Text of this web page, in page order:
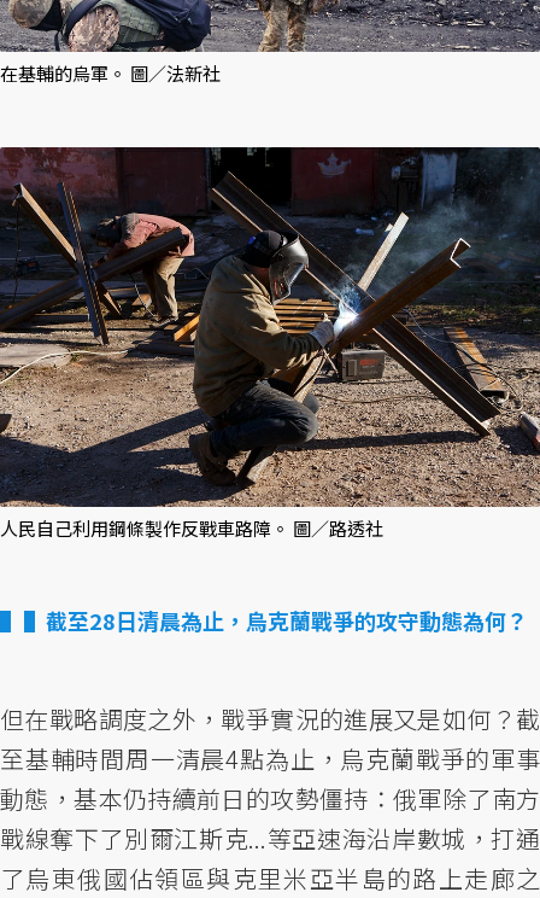
在基輔的烏軍。 圖／法新社
人民自己利用鋼條製作反戰車路障。 圖／路透社
▌截至28日清晨為止，烏克蘭戰爭的攻守動態為何？
但在戰略調度之外，戰爭實況的進展又是如何？截
至基輔時間周一清晨4點為止，烏克蘭戰爭的軍事
動態，基本仍持續前日的攻勢僵持：俄軍除了南方
戰線奪下了別爾江斯克...等亞速海沿岸數城，打通
了烏東俄國佔領區與克里米亞半島的路上走廊之